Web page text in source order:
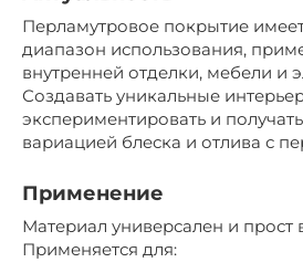
Перламутровое покрытие
диапазон использования,
внутренней отделки, мебели и
Создавать уникальные
экспериментировать и
вариацией блеска и отлива с
Применение
Материал универсален и прост
Применяется для: